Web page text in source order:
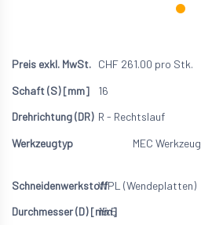
CHF 261.00 pro Stk.
16
R - Rechtslauf
MEC Werkzeug
WPL (Wendeplatten)
15.5